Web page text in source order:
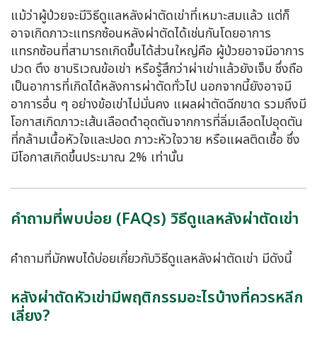
แม้ว่าผู้ป่วยจะมีวิธีดูแลหลังผ่าตัดเข่าที่เหมาะสมแล้ว แต่ก็
อาจเกิดภาวะแทรกซ้อนหลังผ่าตัดได้เช่นกันโดยอาการ
แทรกซ้อนที่สามารถเกิดขึ้นได้ส่วนใหญ่คือ ผู้ป่วยอาจมีอาการ
ปวด ตึง ชาบริเวณข้อเข่า หรือรู้สึกว่าผ่าเข่าแล้วยังเจ็บ ซึ่งถือ
เป็นอาการที่เกิดได้หลังการผ่าตัดทั่วไป นอกจากนี้ยังอาจมี
อาการอื่น ๆ อย่างข้อเข่าไม่มั่นคง แผลผ่าตัดฉีกขาด รวมถึงมี
โอกาสเกิดภาวะเส้นเลือดดำอุดตันจากการที่ลิ่มเลือดไปอุดตัน
ที่กล้ามเนื้อหัวใจและปอด ภาวะหัวใจวาย หรือแผลติดเชื้อ ซึ่ง
มีโอกาสเกิดขึ้นประมาณ 2% เท่านั้น
คำถามที่พบบ่อย (FAQs) วิธีดูแลหลังผ่าตัดเข่า
คำถามที่มักพบได้บ่อยเกี่ยวกับวิธีดูแลหลังผ่าตัดเข่า มีดังนี้
หลังผ่าตัดหัวเข่ามีพฤติกรรมอะไรบ้างที่ควรหลีก
เลี่ยง?